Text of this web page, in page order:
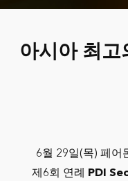
아시아 최고
6월 29일(목) 페어
제6회 연례
PDI